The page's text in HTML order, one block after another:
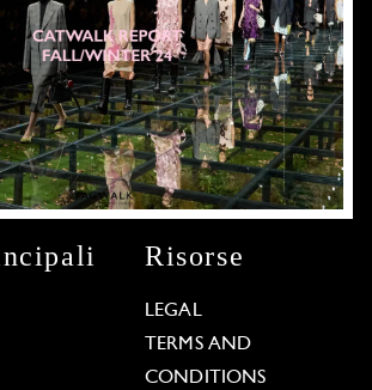
Risorse
LEGAL
TERMS AND
CONDITIONS